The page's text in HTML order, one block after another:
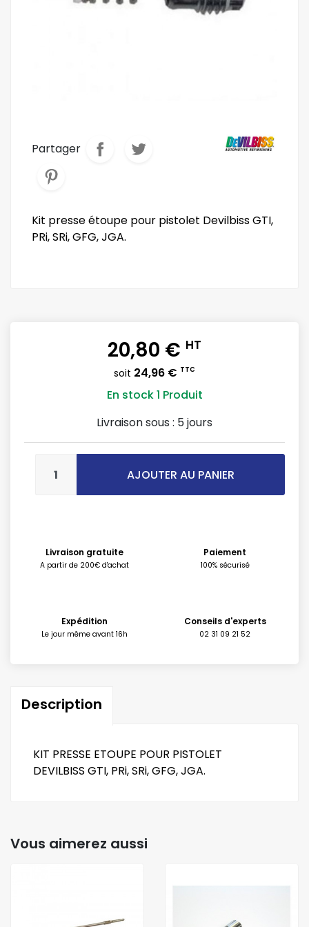
Partager
Kit presse étoupe pour pistolet Devilbiss GTI,
PRi, SRi, GFG, JGA.
20,80 € HT
soit 24,96 € TTC
En stock1 Produit
Livraison sous : 5 jours
AJOUTER AU PANIER
Livraison gratuite
A partir de 200€ d'achat
Paiement
100% sécurisé
Expédition
Le jour même avant 16h
Conseils d'experts
02 31 09 21 52
Description
KIT PRESSE ETOUPE POUR PISTOLET
DEVILBISS GTI, PRi, SRi, GFG, JGA.
Vous aimerez aussi